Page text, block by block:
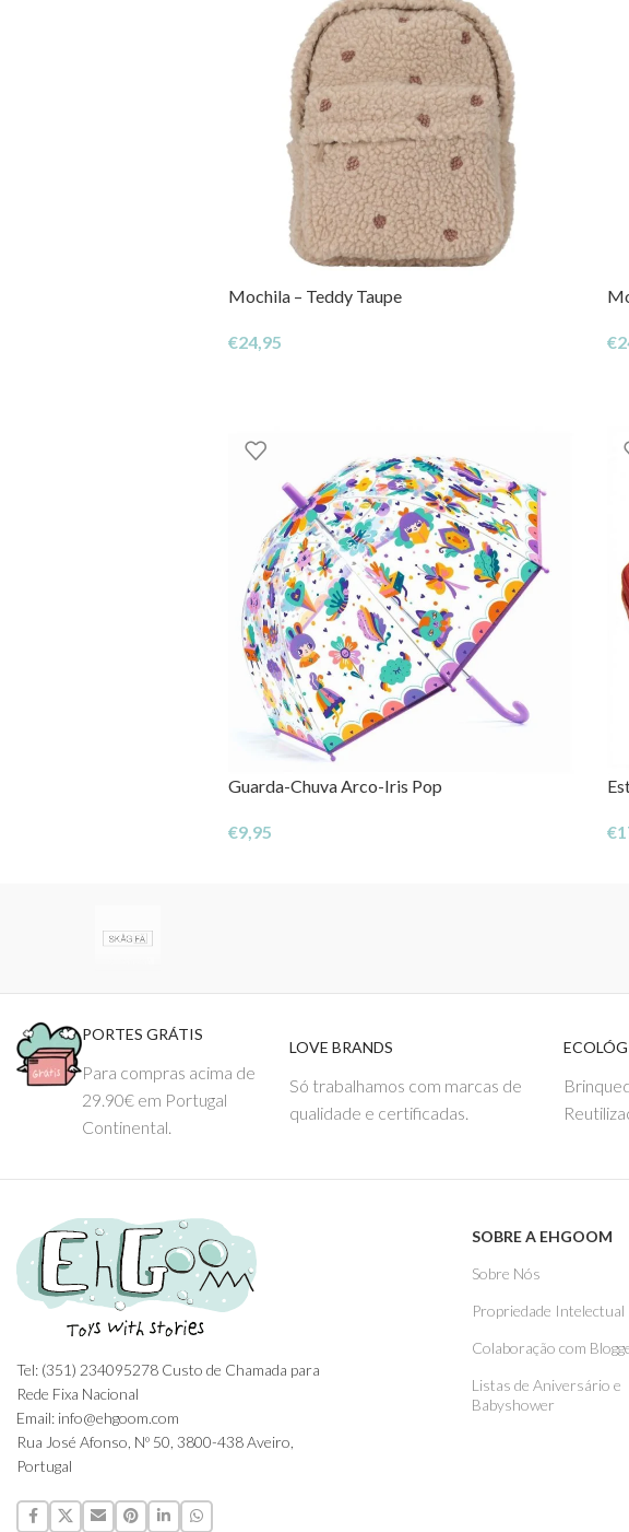
Mochila – Teddy Taupe
€24,95 €
Guarda-Chuva Arco-Iris Pop
€9,95 €
PORTES GRÁTIS
Para compras acima de
29.90€ em Portugal
Continental.
LOVE BRANDS
Só trabalhamos com marcas de
qualidade e certificadas.
Tel: (351) 234095278 Custo de Chamada para
Rede Fixa Nacional
Email: info@ehgoom.com
Rua José Afonso, Nº 50, 3800-438 Aveiro,
Portugal
SOBRE A EHGOOM
Sobre Nós
Propriedade Intelectual
Colaboração com
Listas de Aniversário e
Babyshower